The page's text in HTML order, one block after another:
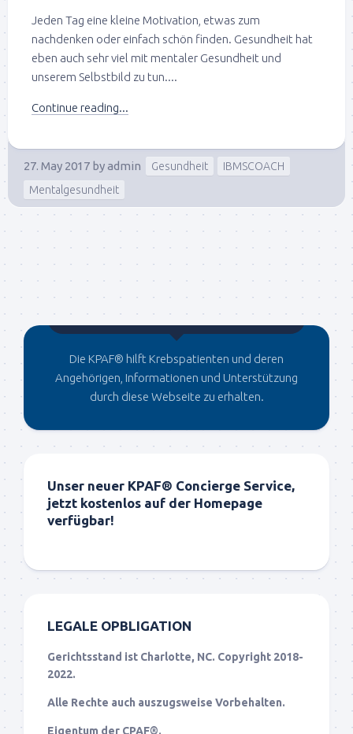
Jeden Tag eine kleine Motivation, etwas zum
nachdenken oder einfach schön finden. Gesundheit hat
eben auch sehr viel mit mentaler Gesundheit und
unserem Selbstbild zu tun....
Continue reading...
27. May 2017 byadmin Gesundheit
IBMSCOACH
Mentalgesundheit
Gegründet von Dr.C
Die KPAF® hilft Krebspatienten und deren
Angehörigen, Informationen und Unterstützung
durch diese Webseite zu erhalten.
Unser neuer KPAF® Concierge Service,
jetzt kostenlos auf der Homepage
verfügbar!
LEGALE OPBLIGATION
Gerichtsstand ist Charlotte, NC. Copyright 2018-
2022.
Alle Rechte auch auszugsweise Vorbehalten.
Eigentum der CPAF®.